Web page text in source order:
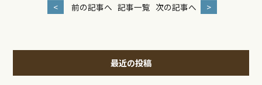
< 前の記事へ 記事一覧 次の記事へ >
最近の投稿